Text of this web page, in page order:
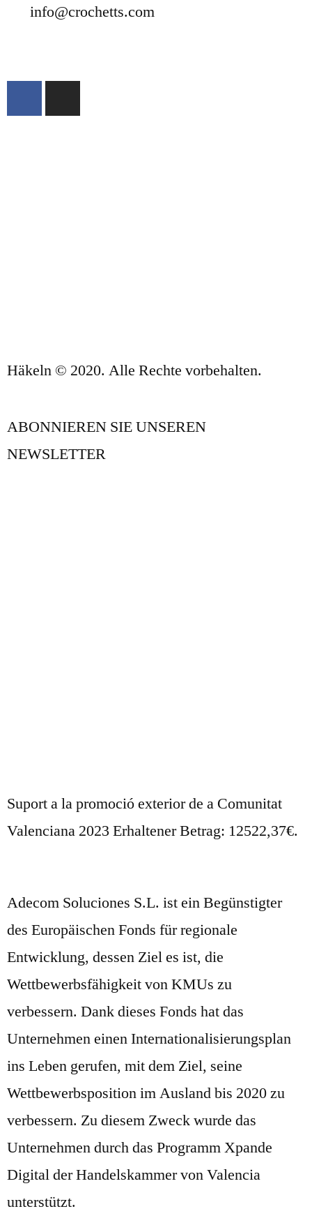
info@crochetts.com
Häkeln © 2020. Alle Rechte vorbehalten.
ABONNIEREN SIE UNSEREN
NEWSLETTER
Suport a la promoció exterior de a Comunitat
Valenciana 2023 Erhaltener Betrag: 12522,37€.
Adecom Soluciones S.L. ist ein Begünstigter
des Europäischen Fonds für regionale
Entwicklung, dessen Ziel es ist, die
Wettbewerbsfähigkeit von KMUs zu
verbessern. Dank dieses Fonds hat das
Unternehmen einen Internationalisierungsplan
ins Leben gerufen, mit dem Ziel, seine
Wettbewerbsposition im Ausland bis 2020 zu
verbessern. Zu diesem Zweck wurde das
Unternehmen durch das Programm Xpande
Digital der Handelskammer von Valencia
unterstützt.